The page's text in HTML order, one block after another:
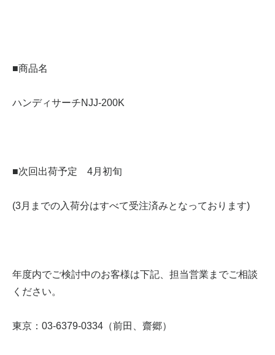
■商品名
ハンディサーチNJJ-200K
■次回出荷予定 4月初旬
(3月までの入荷分はすべて受注済みとなっております)
年度内でご検討中のお客様は下記、担当営業までご相談
ください。
東京：03-6379-0334（前田、齋郷）